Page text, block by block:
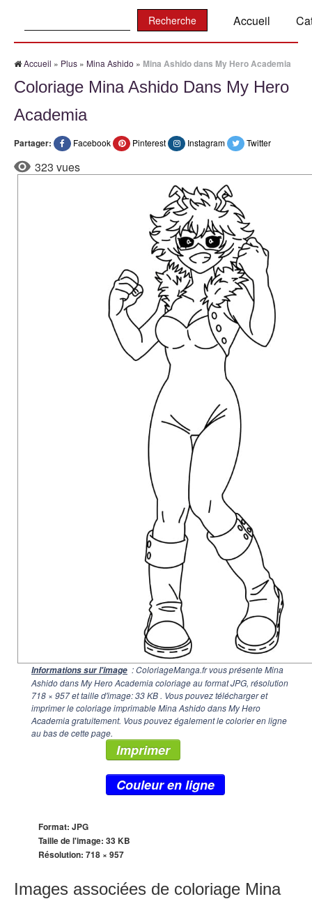
Accueil
Accueil » Plus » Mina Ashido » Mina Ashido dans My Hero Academia
Coloriage Mina Ashido Dans My Hero
Academia
Partager: Facebook Pinterest Instagram Twitter
323 vues
Informations sur l'image : ColoriageManga.fr vous présente Mina
Ashido dans My Hero Academia coloriage au format JPG, résolution
718 × 957et taille d'image: 33 KB . Vous pouvez télécharger et
imprimer le coloriage imprimable Mina Ashido dans My Hero
Academia gratuitement. Vous pouvez également le colorier en ligne
au bas de cette page.
Imprimer
Couleur en ligne
Format: JPG
Taille de l'image: 33 KB
Résolution: 718 × 957
Images associées de coloriage Mina